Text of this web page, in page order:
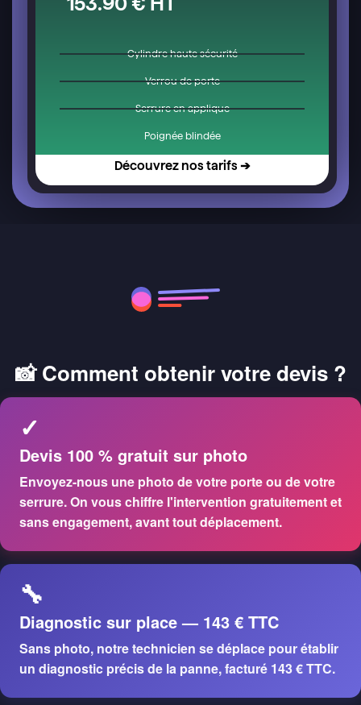
Cylindre haute sécurité
Verrou de porte
Serrure en applique
Poignée blindée
Découvrez nos tarifs ➔
📸 Comment obtenir votre devis ?
✓
Devis 100 % gratuit sur photo
Envoyez-nous une photo de votre porte ou de votre
serrure. On vous chiffre l'intervention gratuitement et
sans engagement, avant tout déplacement.
🔧
Diagnostic sur place — 143 € TTC
Sans photo, notre technicien se déplace pour établir
un diagnostic précis de la panne, facturé 143 € TTC.